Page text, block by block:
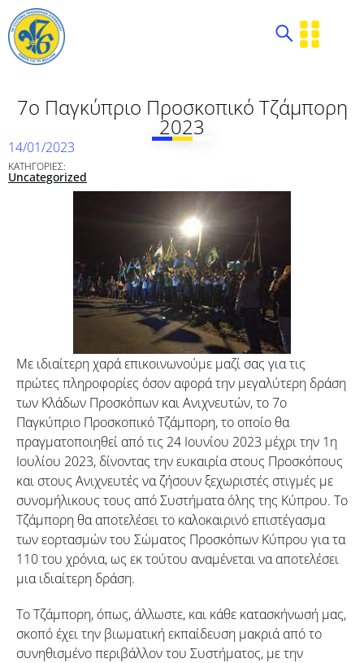
7o Παγκύπριο Προσκοπικό Τζάμπορη
2023
14/01/2023
ΚΑΤΗΓΟΡΙΕΣ:
Uncategorized
Με ιδιαίτερη χαρά επικοινωνούμε μαζί σας για τις
πρώτες πληροφορίες όσον αφορά την μεγαλύτερη δράση
των Κλάδων Προσκόπων και Ανιχνευτών, το 7ο
Παγκύπριο Προσκοπικό Τζάμπορη, το οποίο θα
πραγματοποιηθεί από τις 24 Ιουνίου 2023 μέχρι την 1η
Ιουλίου 2023, δίνοντας την ευκαιρία στους Προσκόπους
και στους Ανιχνευτές να ζήσουν ξεχωριστές στιγμές με
συνομήλικους τους από Συστήματα όλης της Κύπρου. Το
Τζάμπορη θα αποτελέσει το καλοκαιρινό επιστέγασμα
των εορτασμών του Σώματος Προσκόπων Κύπρου για τα
110 του χρόνια, ως εκ τούτου αναμένεται να αποτελέσει
μια ιδιαίτερη δράση.
Το Τζάμπορη, όπως, άλλωστε, και κάθε κατασκήνωσή μας,
σκοπό έχει την βιωματική εκπαίδευση μακριά από το
συνηθισμένο περιβάλλον του Συστήματος, με την